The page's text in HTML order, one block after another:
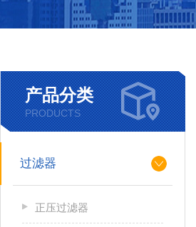
产品分类
PRODUCTS
过滤器
正压过滤器